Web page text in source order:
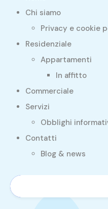
Chi siamo
Privacy e cookie
Residenziale
Appartamenti
In affitto
Commerciale
Servizi
Obblighi
Contatti
Blog & news